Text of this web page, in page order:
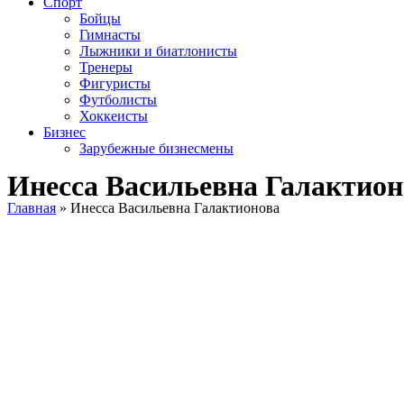
Бойцы
Гимнасты
Лыжники и биатлонисты
Тренеры
Фигуристы
Футболисты
Хоккеисты
Бизнес
Зарубежные бизнесмены
Инесса Васильевна
Главная » Инесса Васильевна Галактионова